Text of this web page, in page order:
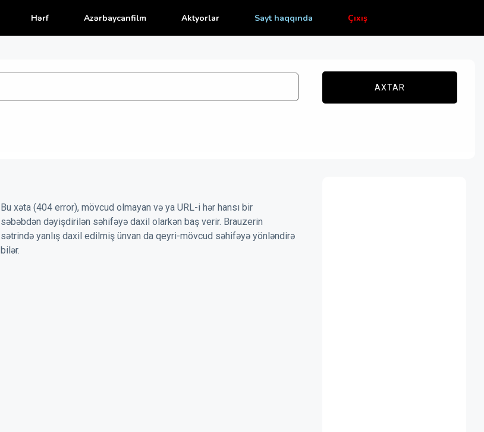
Hərf Azərbaycanfilm Aktyorlar Sayt haqqında Çıxış
AXTAR
Bu xəta (404 error), mövcud olmayan və ya URL-i hər hansı bir
səbəbdən dəyişdirilən səhifəyə daxil olarkən baş verir. Brauzerin
sətrində yanlış daxil edilmiş ünvan da qeyri-mövcud səhifəyə yönləndirə
bilər.